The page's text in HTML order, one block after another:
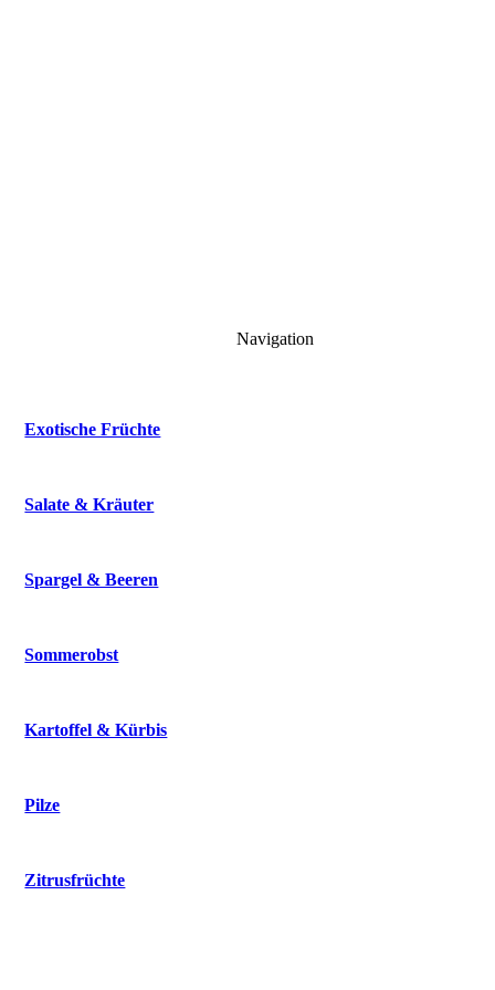
Navigation
Exotische Früchte
Salate & Kräuter
Spargel & Beeren
Sommerobst
Kartoffel & Kürbis
Pilze
Zitrusfrüchte